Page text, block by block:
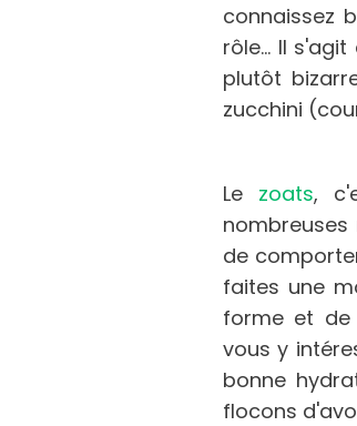
connaissez
rôle... Il
plutôt
zucchini
Le zoats,
de
faites une
forme et de
vous y
bonne
flocons